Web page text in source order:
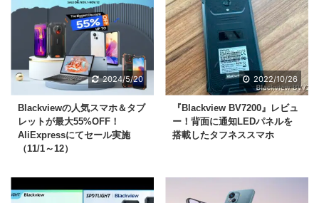
2024/5/20
Blackviewの人気スマホ＆タブ
レットが最大55%OFF！
AliExpressにてセール実施
（11/1～12）
2022/10/26
『Blackview BV7200』レビュ
ー！背面に通知LEDパネルを
搭載したタフネススマホ